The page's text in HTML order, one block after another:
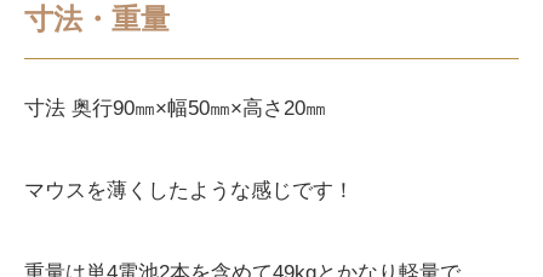
寸法・重量
寸法 奥行90㎜×幅50㎜×高さ20㎜
マウスを薄くしたような感じです！